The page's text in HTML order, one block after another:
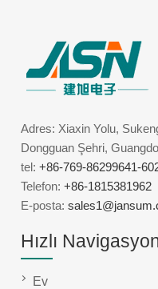
Adres: Xiaxin Yolu,
Dongguan Şehri,
tel:+86-769-86299641-
Telefon:+86-1815381962
E-posta:
Hızlı
Ev